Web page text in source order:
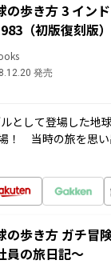
の歩き方 3 イン
（初版復刻版）
発売
として登場した地
！ 当時の旅を思
の歩き方 ガチ冒
員の旅日記～